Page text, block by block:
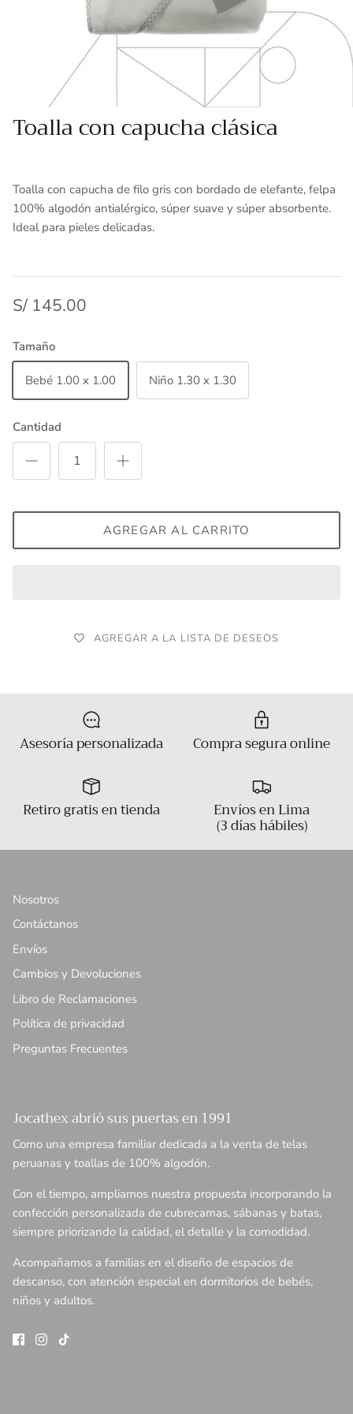
Vinil adhesivo
Varios
Essenza - Darwin Arcos
Toalla con capucha clásica
Toalla con capucha de filo gris con bordado de elefante, felpa
100% algodón antialérgico, súper suave y súper absorbente.
Ideal para pieles delicadas.
S/ 145.00
Tamaño
Bebé 1.00 x 1.00 Niño 1.30 x 1.30
Cantidad
AGREGAR AL CARRITO
AGREGAR A LA LISTA DE DESEOS
Asesoría personalizada Compra segura online
Retiro gratis en tienda Envíos en Lima
(3 días hábiles)
Nosotros
Contáctanos
Envíos
Cambios y Devoluciones
Libro de Reclamaciones
Política de privacidad
Preguntas Frecuentes
Jocathex abrió sus puertas en 1991
Como una empresa familiar dedicada a la venta de telas
peruanas y toallas de 100% algodón.
Con el tiempo, ampliamos nuestra propuesta incorporando la
confección personalizada de cubrecamas, sábanas y batas,
siempre priorizando la calidad, el detalle y la comodidad.
Acompañamos a familias en el diseño de espacios de
descanso, con atención especial en dormitorios de bebés,
niños y adultos.